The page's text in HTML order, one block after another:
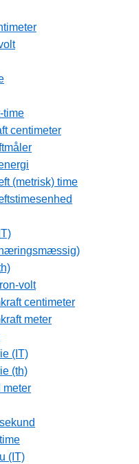
time
centimeter
(metrisk) time
volt
centimeter
meter
(IT)
(th)
meter
(IT)